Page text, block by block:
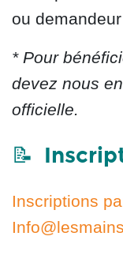
ou
* Pour
devez nous
officielle.
📝
Inscriptions